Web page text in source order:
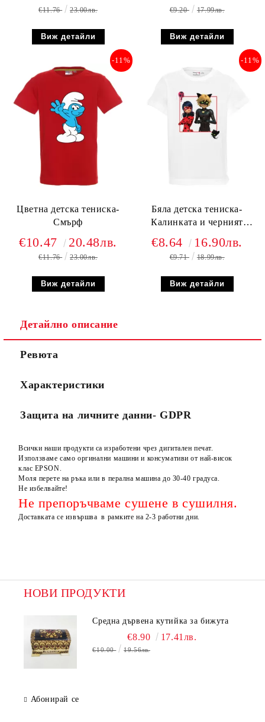
€11.76 23.00лв.
Виж детайли
€9.20 17.99лв.
Виж детайли
Цветна детска тениска-
Смърф
-11%
€10.47 20.48лв.
€11.76 23.00лв.
Виж детайли
Бяла детска тениска-
Калинката и черният
-11%
€8.64 16.90лв.
€9.71 18.99лв.
Виж детайли
Детайлно описание
Ревюта
Характеристики
Защита на личните данни- GDPR
Всички наши продукти са изработени чрез дигитален печат.
Използваме само оргинални машини и консумативи от най-висок
клас EPSON.
Моля перете на ръка или в перална машина до 30-40 градуса.
Не избелвайте!
Не препоръчваме сушене в сушилня.
Доставката се извършва в рамките на 2-3 работни дни.
НОВИ ПРОДУКТИ
Средна дървена кутийка за бижута
€8.90 17.41лв.
€10.00 19.56лв.
Абонирай се